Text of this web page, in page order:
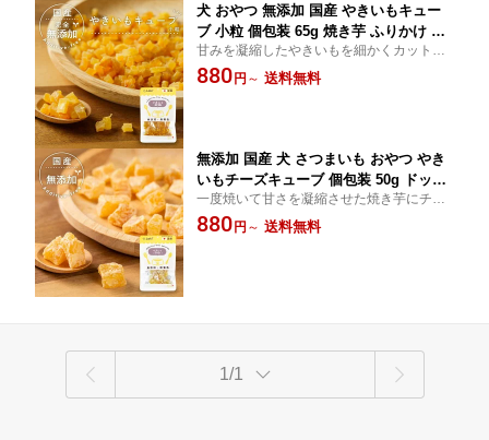
犬 おやつ 無添加 国産 やきいもキュー
ブ 小粒 個包装 65g 焼き芋 ふりかけ ド
ッグフード トッピング ギフト プレゼン
ト オヤツ 大型犬 中型犬 小型犬
甘みを凝縮したやきいもを細かくカットし
仕上げました。
880円 ～ 送料無料
無添加 国産 犬 さつまいも おやつ やき
いもチーズキューブ 個包装 50g ドッグ
フード 芋 トッピング ギフト プレゼン
ト オヤツ 大型犬 中型犬 小型犬
一度焼いて甘さを凝縮させた焼き芋にチー
ズをコーティング♪
880円 ～ 送料無料
1/1